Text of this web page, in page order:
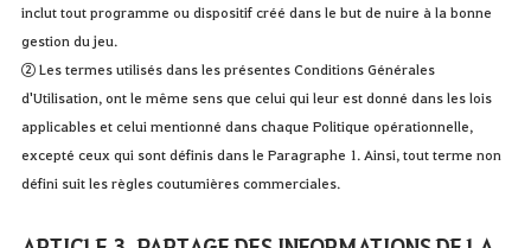
inclut tout programme ou dispositif créé dans le but de nuire à la bonne
gestion du jeu.
② Les termes utilisés dans les présentes Conditions Générales
d'Utilisation, ont le même sens que celui qui leur est donné dans les lois
applicables et celui mentionné dans chaque Politique opérationnelle,
excepté ceux qui sont définis dans le Paragraphe 1. Ainsi, tout terme non
défini suit les règles coutumières commerciales.